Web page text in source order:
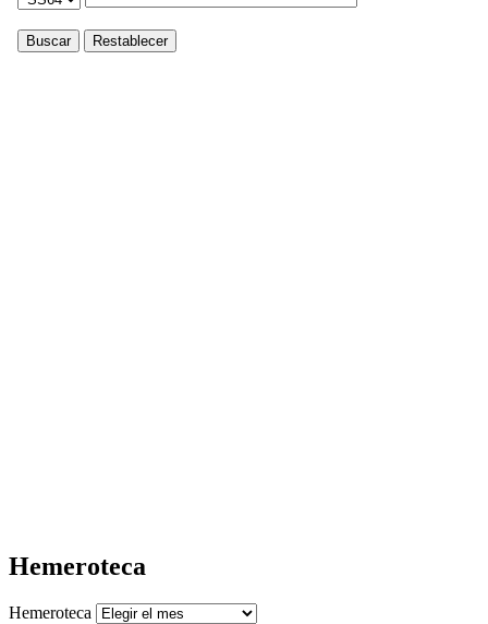
Hemeroteca
Hemeroteca